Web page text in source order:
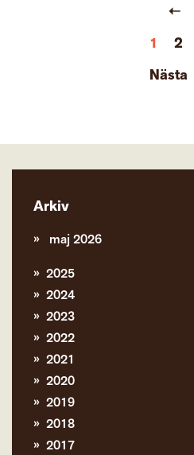
1 2
Nästa
Arkiv
maj 2026
2025
2024
2023
2022
2021
2020
2019
2018
2017